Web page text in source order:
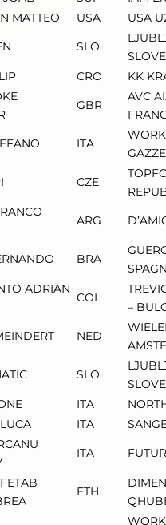
MATTEO USA
USA
SLO
CRO
KK
GBR
AVC
ITA
CZE
ARG
BRA
ADRIAN
COL
–
NED
SLO
ITA
ITA
ITA
ETH